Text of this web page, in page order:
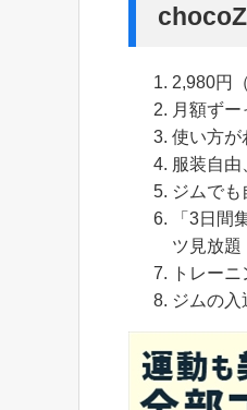
2,980円
月額ず
使い方が
服装自
ジムで
「3日間
ツ見放題
トレー
ジムの